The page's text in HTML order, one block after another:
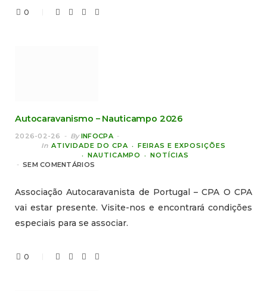
0
Autocaravanismo – Nauticampo 2026
2026-02-26 By INFOCPA
In ATIVIDADE DO CPA
FEIRAS E EXPOSIÇÕES
NAUTICAMPO
NOTÍCIAS
SEM COMENTÁRIOS
Associação Autocaravanista de Portugal – CPA O CPA
vai estar presente. Visite-nos e encontrará condições
especiais para se associar.
0